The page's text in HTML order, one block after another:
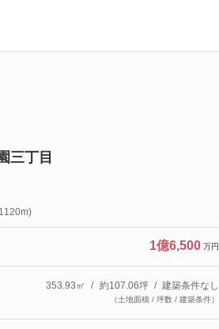
三丁目
1億6,500 万円
353.93㎡ 約107.06坪 建築条件なし
（土地面積 / 坪数 / 建築条件）